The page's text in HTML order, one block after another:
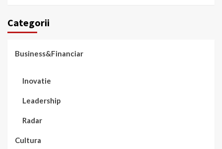
Categorii
Business&Financiar
Inovatie
Leadership
Radar
Cultura